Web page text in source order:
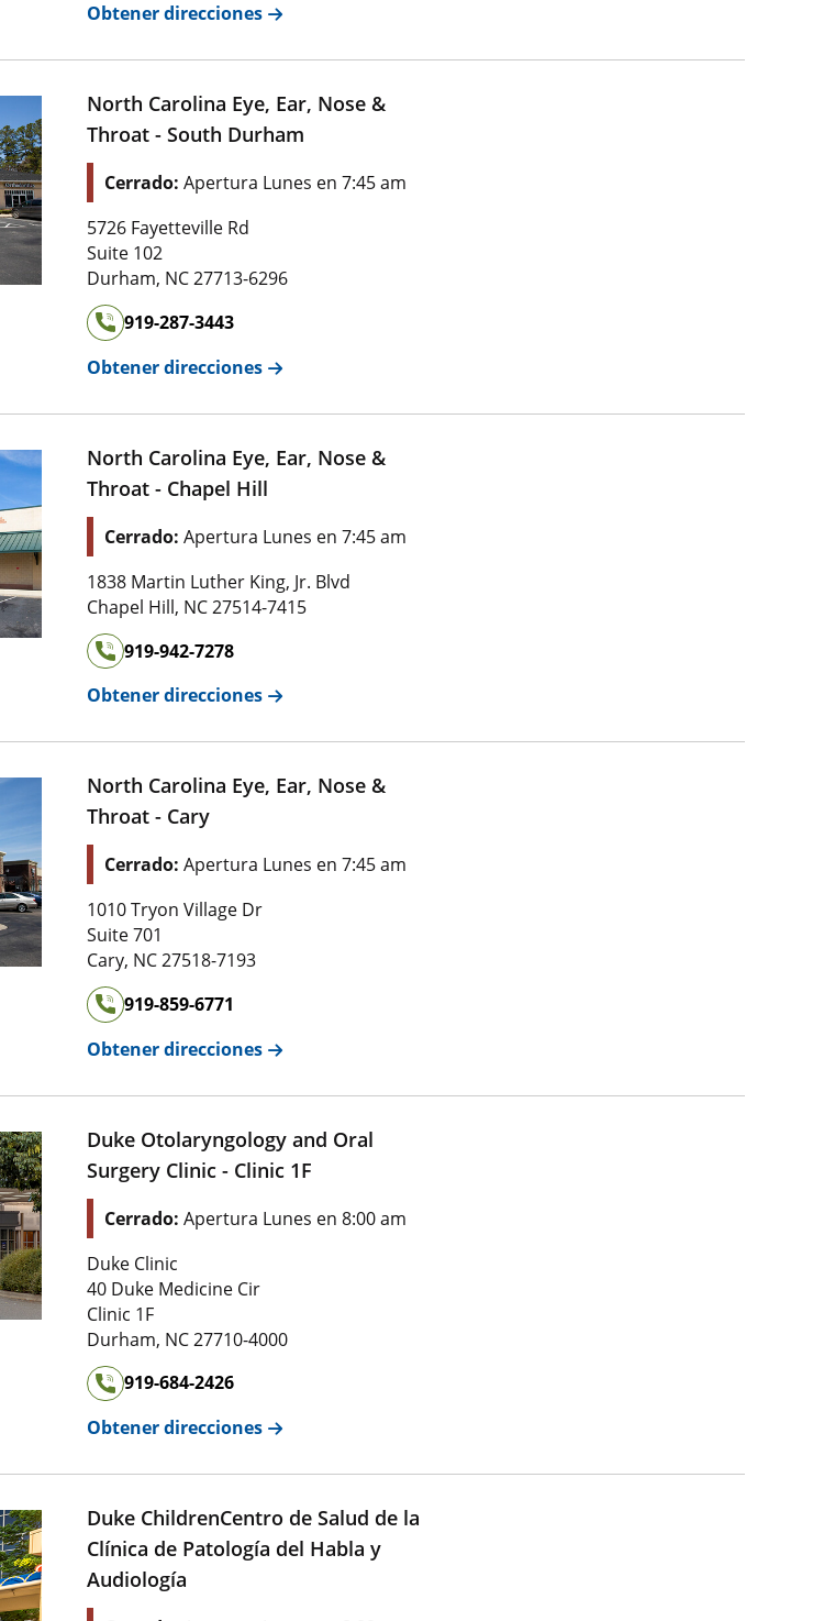
Obtener direcciones
North Carolina Eye, Ear, Nose &
Throat - South Durham
Cerrado:Apertura Lunes en 7:45 am
5726 Fayetteville Rd
Suite 102
Durham, NC27713-6296
919-287-3443
Obtener direcciones
North Carolina Eye, Ear, Nose &
Throat - Chapel Hill
Cerrado:Apertura Lunes en 7:45 am
1838 Martin Luther King, Jr. Blvd
Chapel Hill, NC27514-7415
919-942-7278
Obtener direcciones
North Carolina Eye, Ear, Nose &
Throat - Cary
Cerrado:Apertura Lunes en 7:45 am
1010 Tryon Village Dr
Suite 701
Cary, NC27518-7193
919-859-6771
Obtener direcciones
Duke Otolaryngology and Oral
Surgery Clinic - Clinic 1F
Cerrado:Apertura Lunes en 8:00 am
Duke Clinic
40 Duke Medicine Cir
Clinic 1F
Durham, NC27710-4000
919-684-2426
Obtener direcciones
Duke ChildrenCentro de Salud de la
Clínica de Patología del Habla y
Audiología